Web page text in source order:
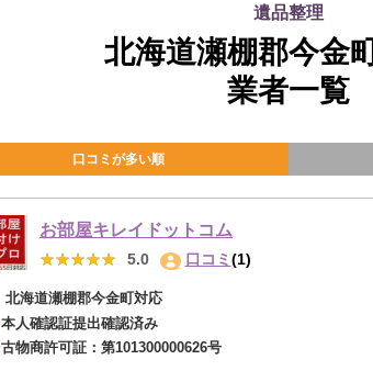
遺品整理
北海道瀬棚郡今金
業者一覧
口コミが多い順
お部屋キレイドットコム
★★★★★
★★★★★ 5.0 口コミ(1)
北海道瀬棚郡今金町対応
本人確認証提出確認済み
古物商許可証： 第101300000626号